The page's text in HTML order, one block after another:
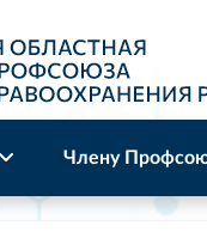
Члену